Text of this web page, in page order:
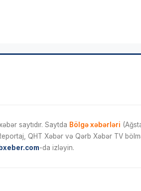
saytıdır. Saytda Bölgə xəbərləri
QHT Xəbər və Qərb Xəbər TV
-da izləyin.